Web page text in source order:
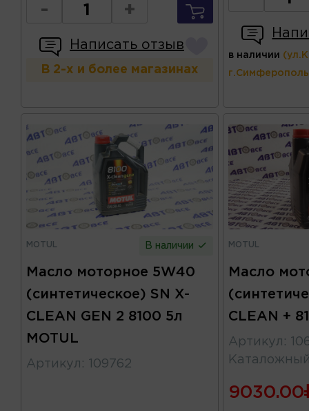
- +
Написать отзыв
В 2-х и более магазинах
в наличии
MOTUL В наличии
Масло моторное 5W40
(синтетическое) SN X-
CLEAN GEN 2 8100 5л
MOTUL
Артикул : 109762
MOTUL
Масло
CLEAN +
Артикул :
9030.00